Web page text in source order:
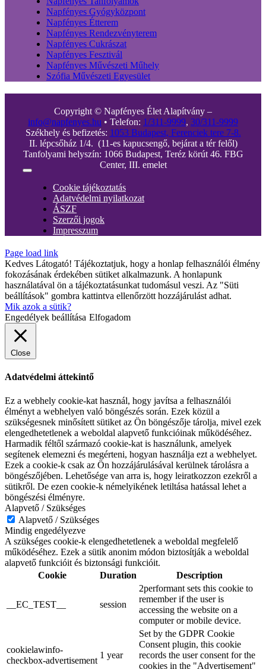
Napfényes Gyógyközpont
Napfényes Étterem
Napfényes Rendezvényterem
Napfényes Cukrászat
Napfényes Fesztivál
Napfényes Művészeti Műhely
Szófia Művészeti Egyesület
Copyright © Napfényes Élet Alapítvány –
info@napfenyes.hu • Telefon: 1/311-9999, 30/311-9999
Székhely és befizetés: 1053 Budapest, Ferenciek tere 7-8.
II. lépcsőház 1/4. (11-es kapucsengő, bejárat a tér felől)
Tanfolyami helyszín: 1066 Budapest, Teréz körút 46. FBG
Center, III. emelet
Toggle
NavigationCookie tájékoztatás
Adatvédelmi nyilatkozat
ÁSZF
Szerzői jogok
Impresszum
Page load link
Kedves Látogató! Tájékoztatjuk, hogy a honlap felhasználói élmény
fokozásának érdekében sütiket alkalmazunk. A honlapunk
használatával ön a tájékoztatásunkat tudomásul veszi. Az "Süti
beállítások" gombra kattintva ellenőrzött hozzájárulást adhat.
Mik azok a sütik?
Engedélyek beállítása Elfogadom
Close
Adatvédelmi áttekintő
Ez a webhely cookie-kat használ, hogy javítsa a felhasználói
élményt a webhelyen való böngészés során. Ezek közül a
szükségesnek minősített sütiket az Ön böngészője tárolja, mivel ezek
elengedhetetlenek a weboldal alapvető funkcióinak működéséhez.
Harmadik féltől származó cookie-kat is használunk, amelyek
segítenek elemezni és megérteni, hogyan használja ezt a webhelyet.
Ezek a cookie-k csak az Ön hozzájárulásával kerülnek tárolásra a
böngészőjében. Lehetősége van arra is, hogy leiratkozzon ezekről a
sütikről. De ezen cookie-k némelyikének letiltása hatással lehet a
böngészési élményre.
Alapvető / Szükséges
Alapvető / Szükséges
Mindig engedélyezve
A szükséges cookie-k elengedhetetlenek a weboldal megfelelő
működéséhez. Ezek a sütik anonim módon biztosítják a weboldal
alapvető funkcióit és biztonsági funkcióit.
Cookie
Duration Description
__EC_TEST__ session
2performant sets this cookie to
remember if the user is
accessing the website on a
computer or mobile device.
cookielawinfo-
checkbox-advertisement
1 year
Set by the GDPR Cookie
Consent plugin, this cookie
records the user consent for the
cookies in the "Advertisement"